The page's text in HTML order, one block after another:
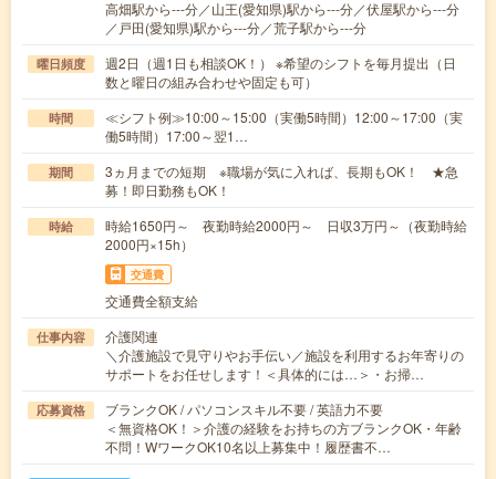
高畑駅から---分／山王(愛知県)駅から---分／伏屋駅から---分
／戸田(愛知県)駅から---分／荒子駅から---分
曜日頻度
週2日（週1日も相談OK！） ※希望のシフトを毎月提出（日
数と曜日の組み合わせや固定も可）
時間
≪シフト例≫10:00～15:00（実働5時間）12:00～17:00（実
働5時間）17:00～翌1…
期間
3ヵ月までの短期 ※職場が気に入れば、長期もOK！ ★急
募！即日勤務もOK！
時給
時給1650円～ 夜勤時給2000円～ 日収3万円～（夜勤時給
2000円×15h）
交通費
交通費全額支給
仕事内容
介護関連
＼介護施設で見守りやお手伝い／施設を利用するお年寄りの
サポートをお任せします！＜具体的には…＞・お掃…
応募資格
ブランクOK / パソコンスキル不要 / 英語力不要
＜無資格OK！＞介護の経験をお持ちの方ブランクOK・年齢
不問！WワークOK10名以上募集中！履歴書不…